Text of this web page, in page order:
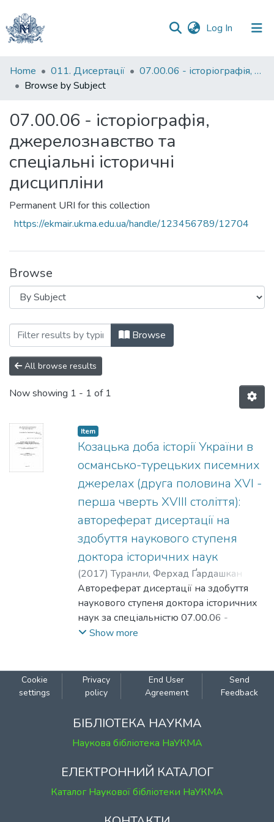
Log In (current)
Communities
&
All of DSpace
Home 011. Дисертації
07.00.06 - історіографія, джерелознавство та спеціальні історичні дисципліни
Browse by Subject
07.00.06 - історіографія,
джерелознавство та
спеціальні історичні
дисципліни
Permanent URI for this collection
https://ekmair.ukma.edu.ua/handle/123456789/12704
Browse
Browsing 07.00.06 - історіографія,
Browse
All browse results
Now showing 1 - 1 of 1
Item
Козацька доба історії України в
османсько-турецьких писемних
джерелах (друга половина XVI -
перша чверть XVIII століття):
автореферат дисертації на
здобуття наукового ступеня
доктора історичних наук
(2017)Туранли, Ферхад Ґардашкан
Оглу
Автореферат дисертації на здобуття
наукового ступеня доктора історичних
наук за спеціальністю 07.00.06 -
історіографія, джерелознавство та
імені Тараса Шевченка, Міністерство
освіти і науки України. - К., 2017.
турецьких писемних джерел, а також
літописів вперше комплексно
аналізується значення їх
інформаційних ресурсів для
досліджень з історії козацько-
Show more
Cookie
settings
Privacy
policy
End User
Agreement
Send
Feedback
БІБЛІОТЕКА НАУКМА
Наукова бібліотека НаУКМА
ЕЛЕКТРОННИЙ КАТАЛОГ
Каталог Наукової бібліотеки НаУКМА